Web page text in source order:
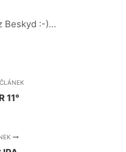
Beskyd :-)…
11°